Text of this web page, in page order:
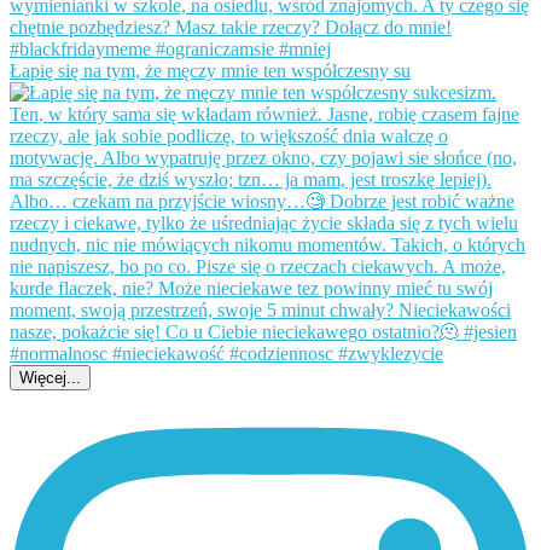
Łapię się na tym, że męczy mnie ten współczesny su
Więcej...